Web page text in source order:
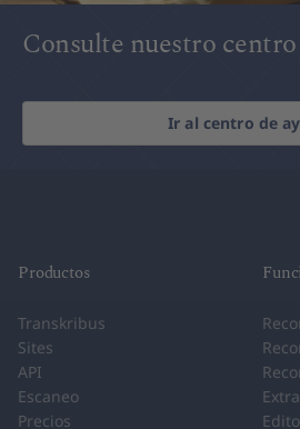
Consulte nuestro
Ir al centro de
Productos
Transkribus
Sites
API
Escaneo
Precios